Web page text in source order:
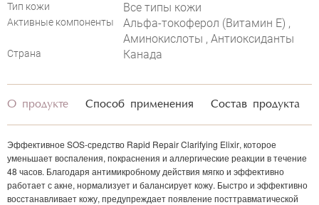
Тип кожи Все типы кожи
Активные компоненты
Альфа-токоферол (Витамин E) ,
Аминокислоты , Антиоксиданты
Страна Канада
О продукте Способ применения Состав продукта
Эффективное SOS-средство Rapid Repair Clarifying Elixir, которое
уменьшает воспаления, покраснения и аллергические реакции в течение
48 часов. Благодаря антимикробному действия мягко и эффективно
работает с акне, нормализует и балансирует кожу. Быстро и эффективно
восстанавливает кожу, предупреждает появление посттравматической